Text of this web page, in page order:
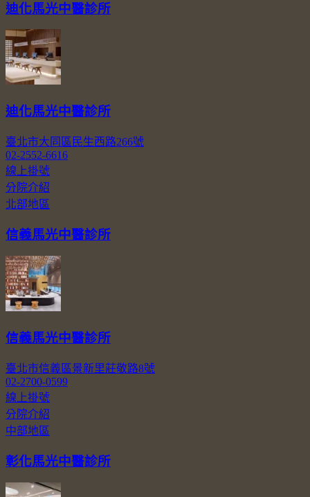
迪化馬光中醫診所
迪化馬光中醫診所
臺北市大同區民生西路266號
02-2552-6616
線上掛號
分院介紹
北部地區
信義馬光中醫診所
信義馬光中醫診所
臺北市信義區景新里莊敬路8號
02-2700-0599
線上掛號
分院介紹
中部地區
彰化馬光中醫診所